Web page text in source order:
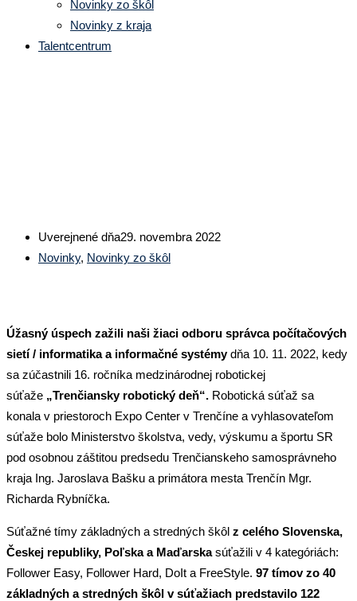
Novinky zo škôl
Novinky z kraja
Talentcentrum
Uverejnené dňa29. novembra 2022
Novinky, Novinky zo škôl
Úžasný úspech zažili naši žiaci odboru správca počítačových
sietí / informatika a informačné systémydňa 10. 11. 2022, kedy
sa zúčastnili 16. ročníka medzinárodnej robotickej
súťaže „Trenčiansky robotický deň“. Robotická súťaž sa
konala v priestoroch Expo Center v Trenčíne a vyhlasovateľom
súťaže bolo Ministerstvo školstva, vedy, výskumu a športu SR
pod osobnou záštitou predsedu Trenčianskeho samosprávneho
kraja Ing. Jaroslava Bašku a primátora mesta Trenčín Mgr.
Richarda Rybníčka.
Súťažné tímy základných a stredných škôl z celého Slovenska,
Českej republiky, Poľska a Maďarskasúťažili v 4 kategóriách:
Follower Easy, Follower Hard, DoIt a FreeStyle. 97 tímov zo 40
základných a stredných škôl v súťažiach predstavilo 122